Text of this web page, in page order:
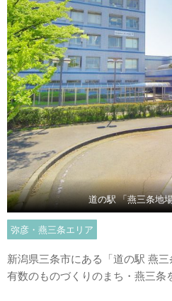
道の駅 「燕三条地
弥彦・燕三条エリア
新潟県三条市にある「道の駅 燕
有数のものづくりのまち・燕三条